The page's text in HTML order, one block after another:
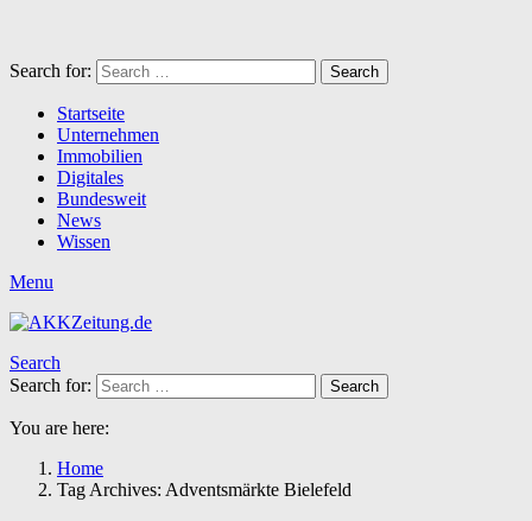
Search for: Search
Startseite
Unternehmen
Immobilien
Digitales
Bundesweit
News
Wissen
Menu
Search
Search for:
Search
You are here:
Home
Tag Archives: Adventsmärkte Bielefeld